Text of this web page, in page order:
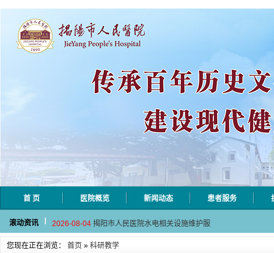
首 页 医院概览 新闻动态 患者服务
滚动资讯
2026-08-06 揭阳市人民医院采集自动对焦相机市
2026-08-04 揭阳市人民医院水电相关设施维护服
2026-07-31 学术聚力！妇儿分论坛精彩收官
您现在正在浏览： 首页 » 科研教学